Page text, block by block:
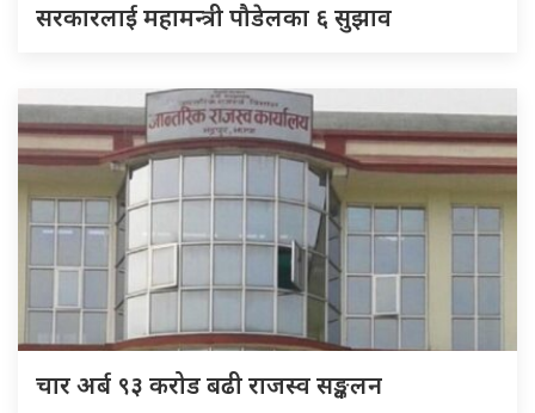
सरकारलाई महामन्त्री पौडेलका ६ सुझाव
चार अर्ब ९३ करोड बढी राजस्व सङ्कलन